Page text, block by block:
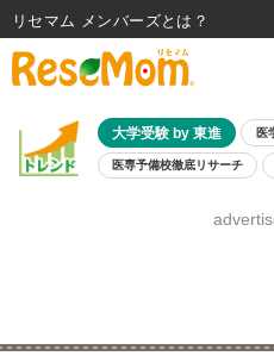
大学受験 by 東進 医
医専予備校徹底リサーチ
8月開催学校説
リセマム メンバーズ